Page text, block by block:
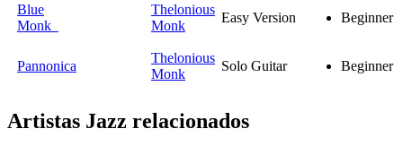
Blue
Monk
Thelonious
Monk
Easy Version Beginner
Pannonica
Thelonious
Monk
Solo Guitar Beginner
Artistas Jazz relacionados